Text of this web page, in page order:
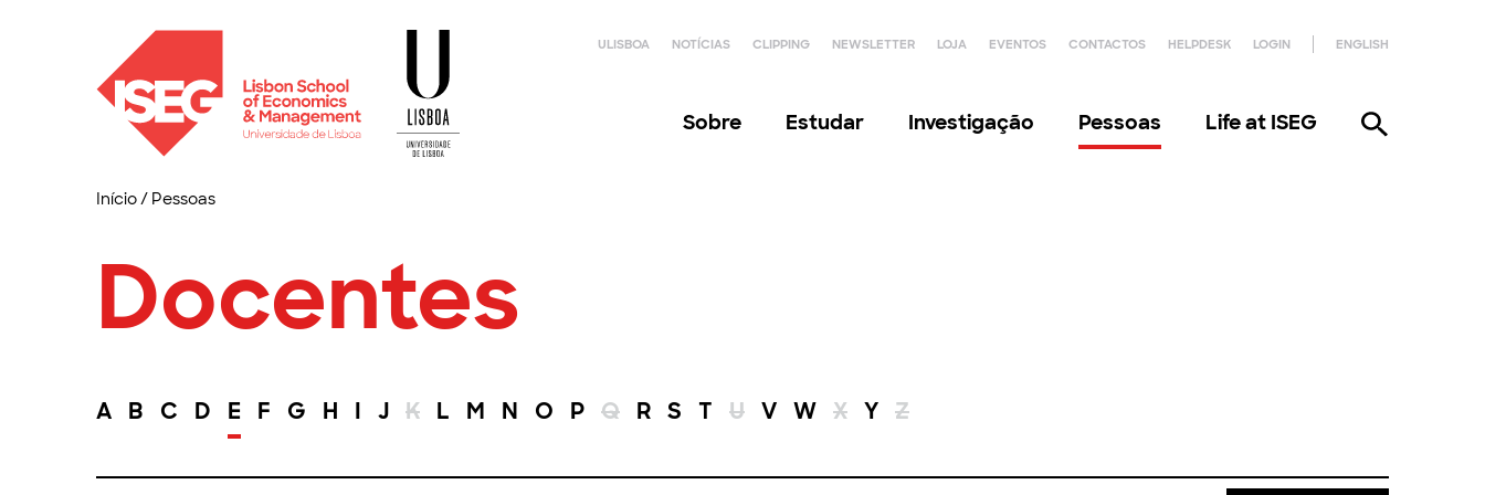
ULISBOA NOTÍCIAS CLIPPING NEWSLETTER LOJA EVENTOS CONTACTOS HELPDESK LOGIN ENGLISH
Sobre Estudar Investigação Pessoas Life at ISEG
Início/ Pessoas
Docentes
A B C D E F G H I J K L M N O P Q R S T U V W X Y Z